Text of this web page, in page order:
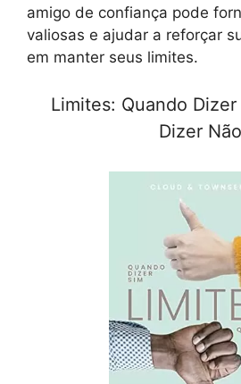
amigo de confiança pode
valiosas e ajudar a reforçar
em manter seus limites.
Limites: Quando
Dizer Não